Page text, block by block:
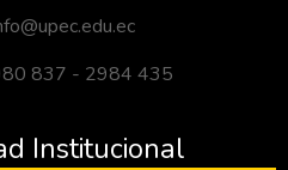
837 - 2984 435
Institucional